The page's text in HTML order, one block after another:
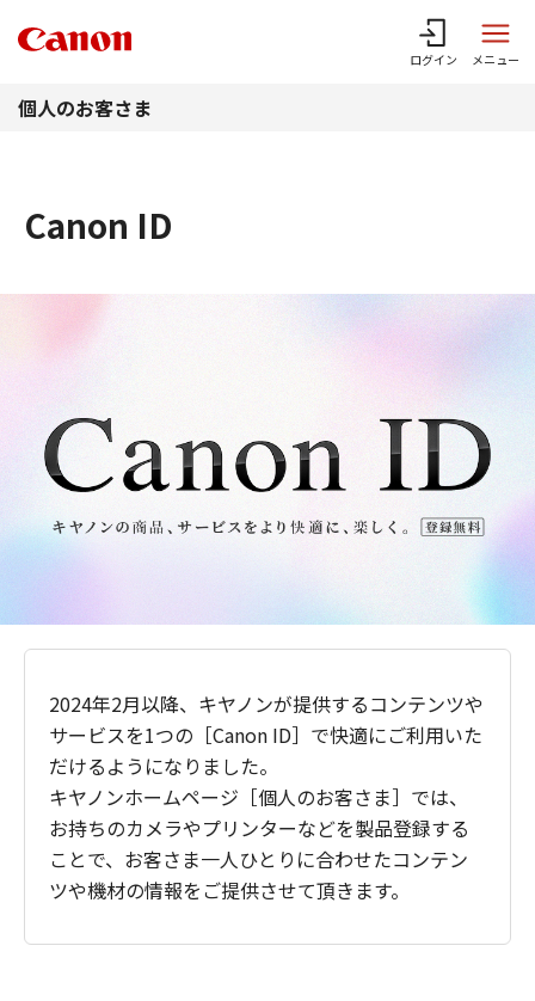
ログイン メニュー
個人のお客さま
Canon ID
2024年2月以降、キヤノンが提供するコンテンツや
サービスを1つの［Canon ID］で快適にご利用いた
だけるようになりました。
キヤノンホームページ［個人のお客さま］では、
お持ちのカメラやプリンターなどを製品登録する
ことで、お客さま一人ひとりに合わせたコンテン
ツや機材の情報をご提供させて頂きます。